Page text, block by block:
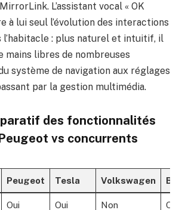
L’assistant vocal « OK
à lui seul l’évolution des interactions
l’habitacle : plus naturel et intuitif, il
libres de nombreuses
système de navigation aux réglages
par la gestion multimédia.
des fonctionnalités
vs concurrents
Peugeot Tesla Volkswagen
Oui Oui Non Oui